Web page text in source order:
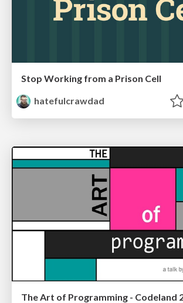
Stop Working from a Prison Cell
hatefulcrawdad
The Art of Programming - Codeland